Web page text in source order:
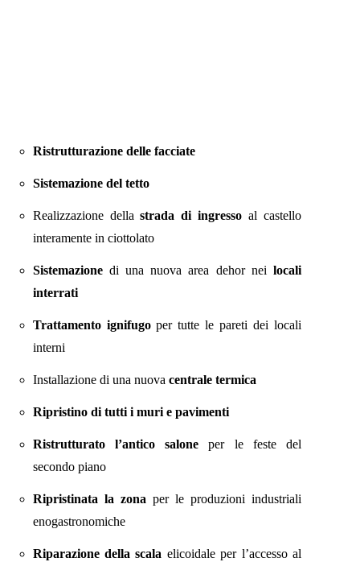
Ristrutturazione delle facciate
Sistemazione del tetto
Realizzazione dellastrada di ingresso al castello
interamente in ciottolato
Sistemazionedi una nuova area dehor neilocali
interrati
Trattamento ignifugoper tutte le pareti dei locali
interni
Installazione di una nuova centrale termica
Ripristino di tutti i muri e pavimenti
Ristrutturato l’antico salone per le feste del
secondo piano
Ripristinata la zona per le produzioni industriali
enogastronomiche
Riparazione della scala elicoidale per l’accesso al